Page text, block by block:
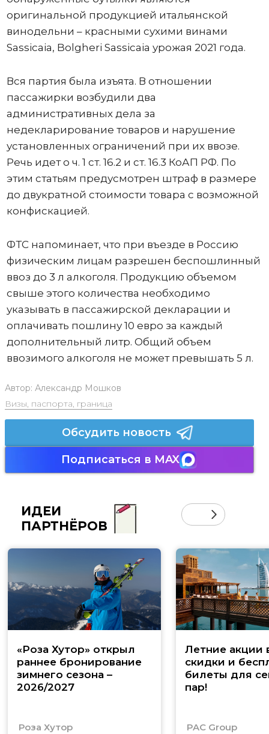
оригинальной продукцией итальянской
винодельни – красными сухими винами
Sassicaia, Bolgheri Sassicaia урожая 2021 года.
Вся партия была изъята. В отношении
пассажирки возбудили два
административных дела за
недекларирование товаров и нарушение
установленных ограничений при их ввозе.
Речь идет о ч. 1 ст. 16.2 и ст. 16.3 КоАП РФ. По
этим статьям предусмотрен штраф в размере
до двукратной стоимости товара с возможной
конфискацией.
ФТС напоминает, что при въезде в Россию
физическим лицам разрешен беспошлинный
ввоз до 3 л алкоголя. Продукцию объемом
свыше этого количества необходимо
указывать в пассажирской декларации и
оплачивать пошлину 10 евро за каждый
дополнительный литр. Общий объем
ввозимого алкоголя не может превышать 5 л.
Автор: Александр Мошков
Визы, паспорта, граница
Обсудить новость
Подписаться в MAX
ИДЕИ
ПАРТНЁРОВ
«Роза Хутор» открыл
раннее бронирование
зимнего сезона –
2026/2027
Роза Хутор
Летние акции
скидки и
билеты для
пар!
PAC Group